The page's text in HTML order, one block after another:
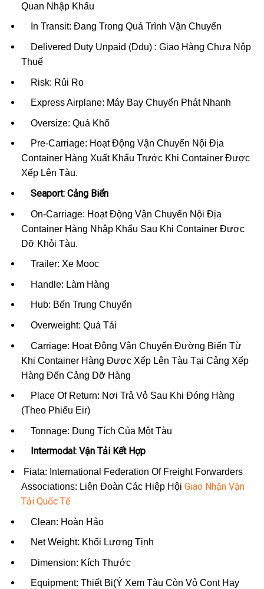
Quan Nhập Khẩu
In Transit: Đang Trong Quá Trình Vận Chuyển
Delivered Duty Unpaid (Ddu) : Giao Hàng Chưa Nộp
Thuế
Risk: Rủi Ro
Express Airplane: Máy Bay Chuyển Phát Nhanh
Oversize: Quá Khổ
Pre-Carriage: Hoạt Động Vận Chuyển Nội Địa
Container Hàng Xuất Khẩu Trước Khi Container Được
Xếp Lên Tàu.
Seaport: Cảng Biển
On-Carriage: Hoạt Động Vận Chuyển Nội Địa
Container Hàng Nhập Khẩu Sau Khi Container Được
Dỡ Khỏi Tàu.
Trailer: Xe Mooc
Handle: Làm Hàng
Hub: Bến Trung Chuyển
Overweight: Quá Tải
Carriage: Hoạt Động Vận Chuyển Đường Biển Từ
Khi Container Hàng Được Xếp Lên Tàu Tại Cảng Xếp
Hàng Đến Cảng Dỡ Hàng
Place Of Return: Nơi Trả Vỏ Sau Khi Đóng Hàng
(Theo Phiếu Eir)
Tonnage: Dung Tích Của Một Tàu
Intermodal: Vận Tải Kết Hợp
Fiata: International Federation Of Freight Forwarders
Associations: Liên Đoàn Các Hiệp Hội Giao Nhận Vận
Tải Quốc Tế
Clean: Hoàn Hảo
Net Weight: Khối Lượng Tịnh
Dimension: Kích Thước
Equipment: Thiết Bị(Ý Xem Tàu Còn Vỏ Cont Hay